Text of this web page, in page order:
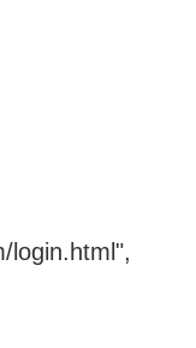
login.html",